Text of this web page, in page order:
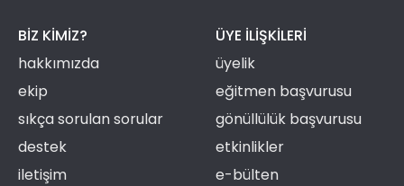
BIZ KIMIZ?
hakkımızda
ekip
sıkça sorulan sorular
destek
iletişim
ÜYE ILIŞKILERI
üyelik
eğitmen başvurusu
gönüllülük başvurusu
etkinlikler
e-bülten